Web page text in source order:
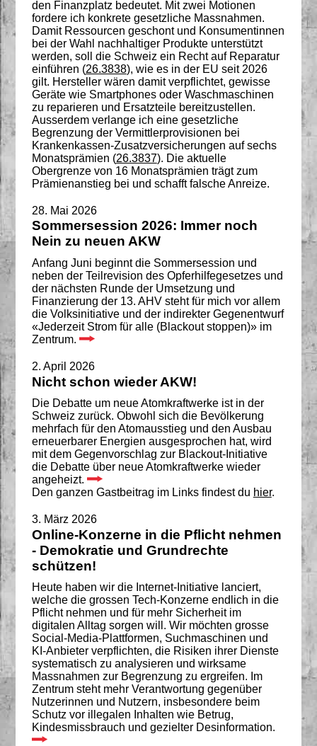
den Finanzplatz bedeutet. Mit zwei Motionen
fordere ich konkrete gesetzliche Massnahmen.
Damit Ressourcen geschont und Konsumentinnen
bei der Wahl nachhaltiger Produkte unterstützt
werden, soll die Schweiz ein Recht auf Reparatur
einführen (26.3838), wie es in der EU seit 2026
gilt. Hersteller wären damit verpflichtet, gewisse
Geräte wie Smartphones oder Waschmaschinen
zu reparieren und Ersatzteile bereitzustellen.
Ausserdem verlange ich eine gesetzliche
Begrenzung der Vermittlerprovisionen bei
Krankenkassen-Zusatzversicherungen auf sechs
Monatsprämien (26.3837). Die aktuelle
Obergrenze von 16 Monatsprämien trägt zum
Prämienanstieg bei und schafft falsche Anreize.
28. Mai 2026
Sommersession 2026: Immer noch
Nein zu neuen AKW
Anfang Juni beginnt die Sommersession und
neben der Teilrevision des Opferhilfegesetzes und
der nächsten Runde der Umsetzung und
Finanzierung der 13. AHV steht für mich vor allem
die Volksinitiative und der indirekter Gegenentwurf
«Jederzeit Strom für alle (Blackout stoppen)» im
Zentrum.
2. April 2026
Nicht schon wieder AKW!
Die Debatte um neue Atomkraftwerke ist in der
Schweiz zurück. Obwohl sich die Bevölkerung
mehrfach für den Atomausstieg und den Ausbau
erneuerbarer Energien ausgesprochen hat, wird
mit dem Gegenvorschlag zur Blackout-Initiative
die Debatte über neue Atomkraftwerke wieder
angeheizt.
Den ganzen Gastbeitrag im Links findest du hier.
3. März 2026
Online-Konzerne in die Pflicht nehmen
- Demokratie und Grundrechte
schützen!
Heute haben wir die Internet-Initiative lanciert,
welche die grossen Tech-Konzerne endlich in die
Pflicht nehmen und für mehr Sicherheit im
digitalen Alltag sorgen will. Wir möchten grosse
Social-Media-Plattformen, Suchmaschinen und
KI-Anbieter verpflichten, die Risiken ihrer Dienste
systematisch zu analysieren und wirksame
Massnahmen zur Begrenzung zu ergreifen. Im
Zentrum steht mehr Verantwortung gegenüber
Nutzerinnen und Nutzern, insbesondere beim
Schutz vor illegalen Inhalten wie Betrug,
Kindesmissbrauch und gezielter Desinformation.